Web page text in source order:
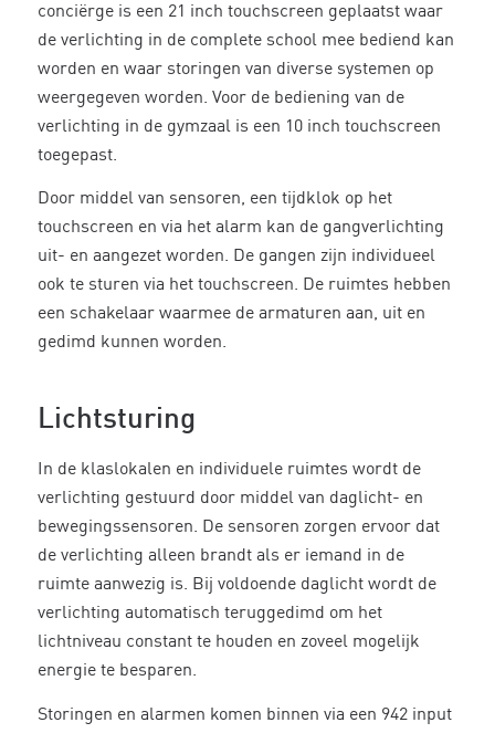
conciërge is een 21 inch touchscreen geplaatst waar
de verlichting in de complete school mee bediend kan
worden en waar storingen van diverse systemen op
weergegeven worden. Voor de bediening van de
verlichting in de gymzaal is een 10 inch touchscreen
toegepast.
Door middel van sensoren, een tijdklok op het
touchscreen en via het alarm kan de gangverlichting
uit- en aangezet worden. De gangen zijn individueel
ook te sturen via het touchscreen. De ruimtes hebben
een schakelaar waarmee de armaturen aan, uit en
gedimd kunnen worden.
Lichtsturing
In de klaslokalen en individuele ruimtes wordt de
verlichting gestuurd door middel van daglicht- en
bewegingssensoren. De sensoren zorgen ervoor dat
de verlichting alleen brandt als er iemand in de
ruimte aanwezig is. Bij voldoende daglicht wordt de
verlichting automatisch teruggedimd om het
lichtniveau constant te houden en zoveel mogelijk
energie te besparen.
Storingen en alarmen komen binnen via een 942 input